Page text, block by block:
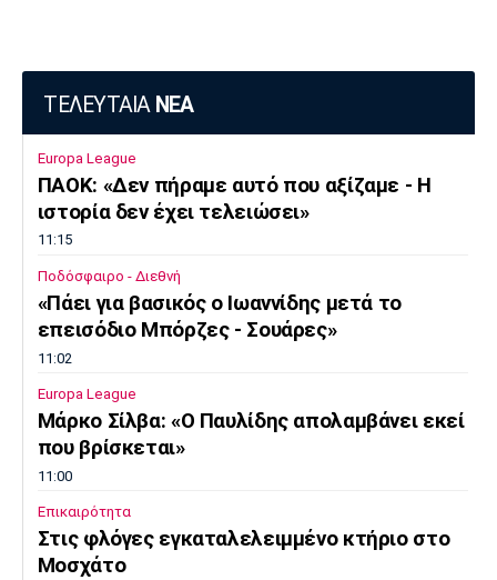
ΤΕΛΕΥΤΑΙΑ ΝΕΑ
Europa League
ΠΑΟΚ: «Δεν πήραμε αυτό που αξίζαμε - Η
ιστορία δεν έχει τελειώσει»
11:15
Ποδόσφαιρο - Διεθνή
«Πάει για βασικός ο Ιωαννίδης μετά το
επεισόδιο Μπόρζες - Σουάρες»
11:02
Europa League
Μάρκο Σίλβα: «Ο Παυλίδης απολαμβάνει εκεί
που βρίσκεται»
11:00
Επικαιρότητα
Στις φλόγες εγκαταλελειμμένο κτήριο στο
Μοσχάτο